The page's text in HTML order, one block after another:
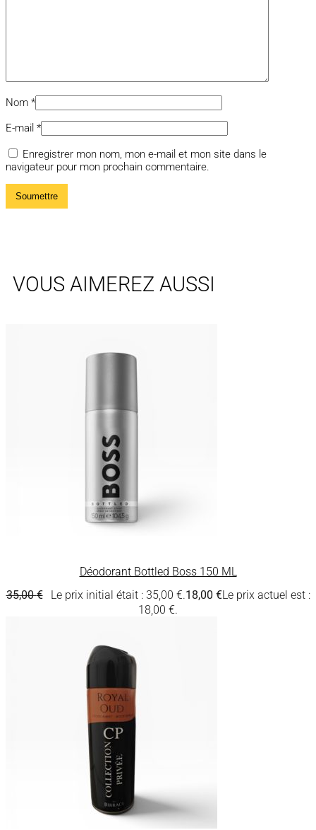
Nom *
E-mail *
Enregistrer mon nom, mon e-mail et mon site dans le
navigateur pour mon prochain commentaire.
VOUS AIMEREZ AUSSI
Déodorant Bottled Boss 150 ML
35,00€ Le prix initial était : 35,00 €.18,00 €Le prix actuel est :
18,00 €.